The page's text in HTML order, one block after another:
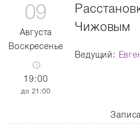
09
Августа
Воскресенье
19:00
21:00
Чижовым
Ведущий: